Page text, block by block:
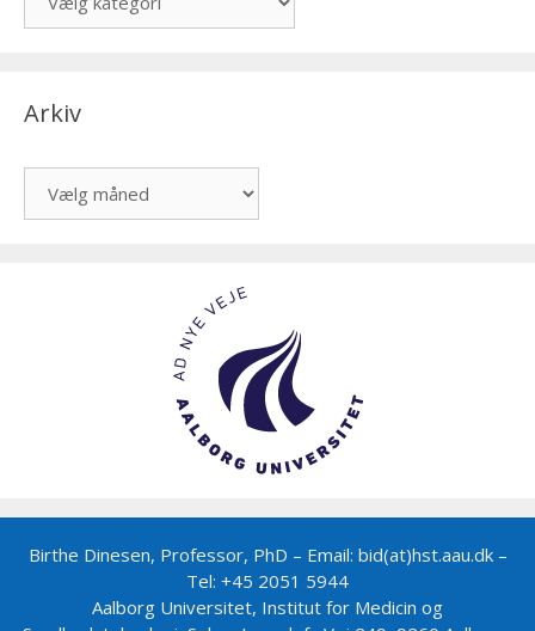
Arkiv
Birthe Dinesen, Professor, PhD – Email: bid(at)hst.aau.dk –
Tel: +45 2051 5944
Aalborg Universitet, Institut for Medicin og